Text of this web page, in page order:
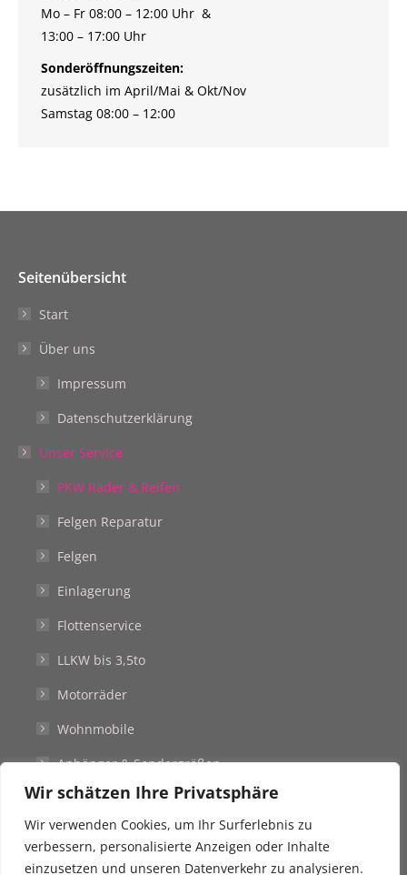
Wir schätzen Ihre Privatsphäre
Wir verwenden Cookies, um Ihr Surferlebnis zu
verbessern, personalisierte Anzeigen oder Inhalte
einzusetzen und unseren Datenverkehr zu analysieren.
Mo – Fr 08:00 – 12:00 Uhr &
13:00 – 17:00 Uhr
Sonderöffnungszeiten:
zusätzlich im April/Mai & Okt/Nov
Samstag 08:00 – 12:00
Seitenübersicht
Start
Über uns
Impressum
Datenschutzerklärung
Unser Service
PKW Räder & Reifen
Felgen Reparatur
Felgen
Einlagerung
Flottenservice
LLKW bis 3,5to
Motorräder
Wohnmobile
Anhänger & Sondergrößen
Stellenangebote
Kontakt